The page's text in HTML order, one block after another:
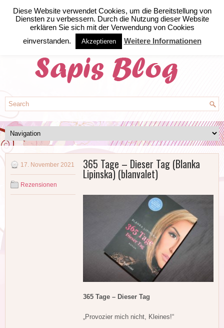
17. November 2021
Rezensionen
365 Tage – Dieser Tag (Blanka
Lipinska) (blanvalet)
365 Tage – Dieser Tag
„Provozier mich nicht, Kleines!“
Diese Website verwendet Cookies, um die Bereitstellung von
Diensten zu verbessern. Durch die Nutzung dieser Website
erklären Sie sich mit der Verwendung von Cookies
einverstanden.
Akzeptieren Weitere Informationen